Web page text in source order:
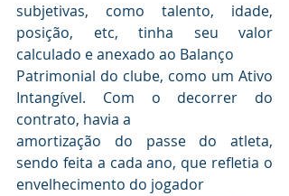
subjetivas, como talento, idade,
posição, etc, tinha seu valor
calculado e anexado ao Balanço
Patrimonial do clube, como um Ativo
Intangível. Com o decorrer do
contrato, havia a
amortização do passe do atleta,
sendo feita a cada ano, que refletia o
envelhecimento do jogador